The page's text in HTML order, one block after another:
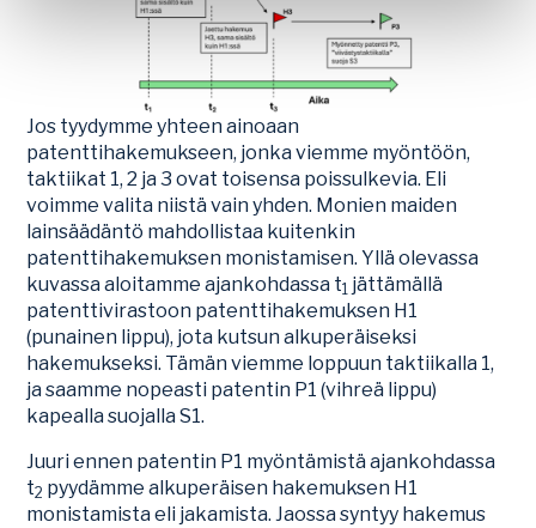
Jos tyydymme yhteen ainoaan
patenttihakemukseen, jonka viemme myöntöön,
taktiikat 1, 2 ja 3 ovat toisensa poissulkevia. Eli
voimme valita niistä vain yhden. Monien maiden
lainsäädäntö mahdollistaa kuitenkin
patenttihakemuksen monistamisen. Yllä olevassa
kuvassa aloitamme ajankohdassa t1 jättämällä
patenttivirastoon patenttihakemuksen H1
(punainen lippu), jota kutsun alkuperäiseksi
hakemukseksi. Tämän viemme loppuun taktiikalla 1,
ja saamme nopeasti patentin P1 (vihreä lippu)
kapealla suojalla S1.
Juuri ennen patentin P1 myöntämistä ajankohdassa
t2 pyydämme alkuperäisen hakemuksen H1
monistamista eli jakamista. Jaossa syntyy hakemus